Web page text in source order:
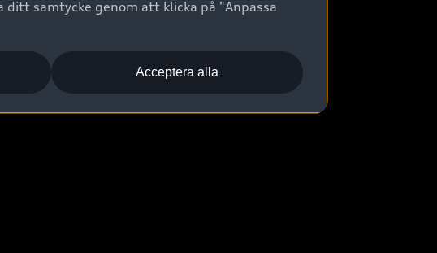
ditt samtycke genom att klicka på "Anpassa
Acceptera alla